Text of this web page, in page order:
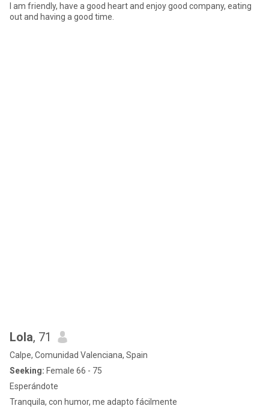
I am friendly, have a good heart and enjoy good company, eating
out and having a good time.
Lola, 71
Calpe, Comunidad Valenciana, Spain
Seeking: Female 66 - 75
Esperándote
Tranquila, con humor, me adapto fácilmente